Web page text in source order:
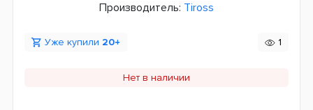
Производитель: Tiross
Уже купили 20+ 1
Нет в наличии